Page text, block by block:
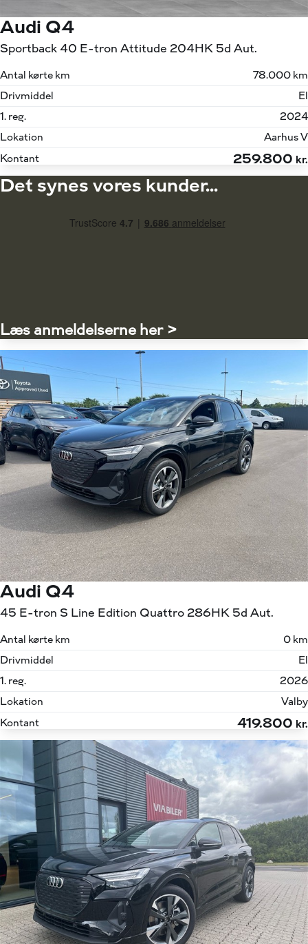
Audi Q4
Sportback 40 E-tron Attitude 204HK 5d Aut.
Antal kørte km
78.000 km
Drivmiddel
El
1. reg.
2024
Lokation
Aarhus V
Kontant
259.800 kr.
Det synes vores kunder...
Læs anmeldelserne her >
Audi Q4
45 E-tron S Line Edition Quattro 286HK 5d Aut.
Antal kørte km
0 km
Drivmiddel
El
1. reg.
2026
Lokation
Valby
Kontant
419.800 kr.